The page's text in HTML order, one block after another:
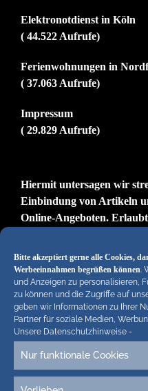
Bitte akzeptiert gerne alle Cookies,
Werbeeinnahmen begrüßen können.
und Anzeigen zu personalisieren,
zu können und die Zugriffe auf
geben wir Informationen zu Ihrer
Partner für soziale Medien,
Unsere Datenschutzhinweise -
Nur funktionale Cookies
Elektronotdienst in Köln
( 44.522 Aufrufe)
Ferienwohnungen in
( 37.063 Aufrufe)
Impressum
( 29.829 Aufrufe)
Hiermit untersagen wir
Einbindung von Artikeln
Online-Angeboten.
rechtliche Schritte vor.
Tags